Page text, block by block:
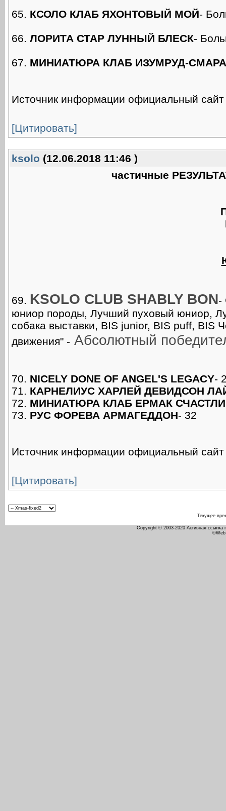
65. КСОЛО КЛАБ ЯХОНТОВЫЙ МОЙ-
66. ЛОРИТА СТАР ЛУННЫЙ БЛЕСК-
67. МИНИАТЮРА КЛАБ ИЗУМРУД-
Источник информации официальный
[Цитировать]
ksolo (12.06.2018 11:46 )
частичные
69. KSOLO CLUB SHABLY BON-
юниор породы, Лучший пуховый юниор,
собака выставки, BIS junior, BIS puff, BIS
движения" - Абсолютный
70. NICELY DONE OF ANGEL'S LEGACY-
71. КАРНЕЛИУС ХАРЛЕЙ ДЕВИДСОН
72. МИНИАТЮРА КЛАБ ЕРМАК
73. РУС ФОРЕВА АРМАГЕДДОН- 32
Источник информации официальный
[Цитировать]
Текущее
Copyright © 2003-2020 Активная ссылка